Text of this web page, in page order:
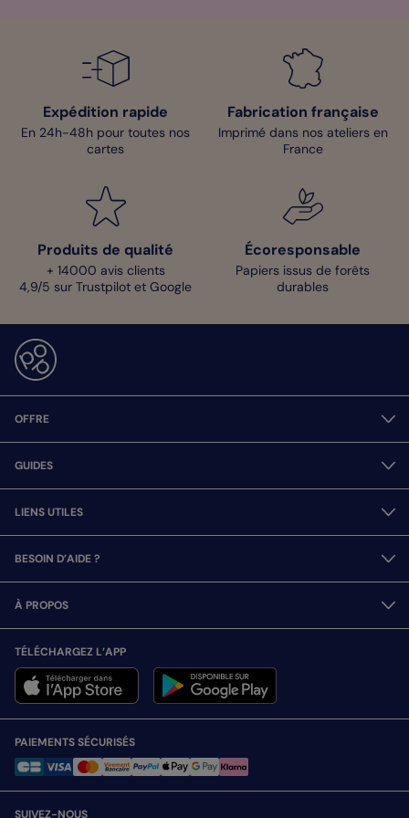
Expédition rapide
En 24h-48h pour toutes nos
cartes
Fabrication française
Imprimé dans nos ateliers en
France
Produits de qualité
+ 14000 avis clients
4,9/5 sur Trustpilot et Google
Écoresponsable
Papiers issus de forêts
durables
OFFRE
GUIDES
LIENS UTILES
BESOIN D’AIDE ?
À PROPOS
TÉLÉCHARGEZ L’APP
PAIEMENTS SÉCURISÉS
SUIVEZ-NOUS